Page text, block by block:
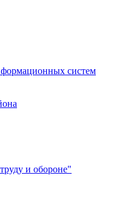
систем
и обороне"